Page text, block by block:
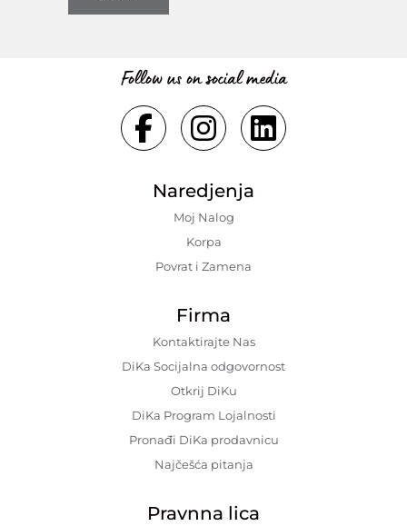
Follow us on social media
Naredjenja
Moj Nalog
Korpa
Povrat i Zamena
Firma
Kontaktirajte Nas
DiKa Socijalna odgovornost
Otkrij DiKu
DiKa Program Lojalnosti
Pronađi DiKa prodavnicu
Najčešća pitanja
Pravnna lica